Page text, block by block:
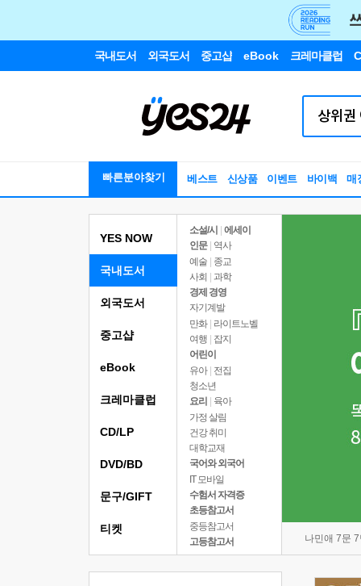
국내도서 외국도서 중고샵 eBook 크레마클럽
빠른분야찾기 베스트 신상품 이벤트 바이백 매
YES NOW
국내도서
소설/시
에세이
인문
역사
예술 | 종교
사회 | 과학
경제 경영
자기계발
만화 | 라이트노벨
여행
잡지
어린이
유아 | 전집
청소년
요리
육아
가정 살림
건강 취미
대학교재
국어와 외국어
IT 모바일
수험서 자격증
초등참고서
중등참고서
고등참고서
나민애 7문
외국도서
중고샵
eBook
크레마클럽
CD/LP
DVD/BD
문구/GIFT
티켓